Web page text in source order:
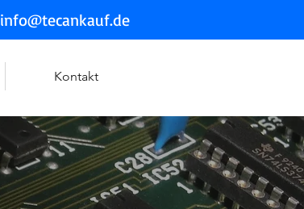
info@tecankauf.de
Kontakt